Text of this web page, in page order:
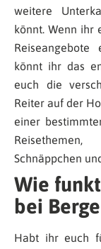
weitere
könnt. Wenn ihr
könnt ihr das
euch die
Reiter auf der
einer
Schnäppchen
Wie
bei
Habt ihr euch